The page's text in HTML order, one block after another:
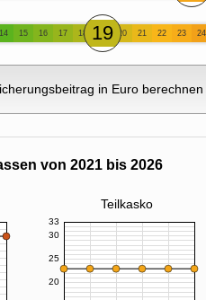
14 15 16 17 18 19 20 21 22 23 24
in Euro berechnen
von 2021 bis 2026
Teilkasko
20
25
30
33